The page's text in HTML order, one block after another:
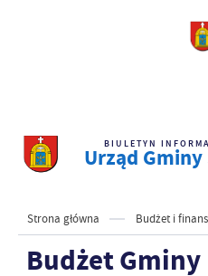
BIULETYN
Urząd
Strona główna Budżet i
Budżet Gminy